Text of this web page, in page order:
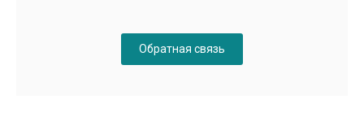
Обратная связь